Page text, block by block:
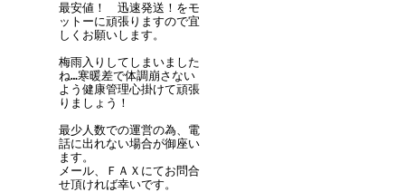
最安値！ 迅速発送！をモ
ットーに頑張りますので宜
しくお願いします。
梅雨入りしてしまいました
ね…寒暖差で体調崩さない
よう健康管理心掛けて頑張
りましょう！
最少人数での運営の為、電
話に出れない場合が御座い
ます。
メール、ＦＡＸにてお問合
せ頂ければ幸いです。